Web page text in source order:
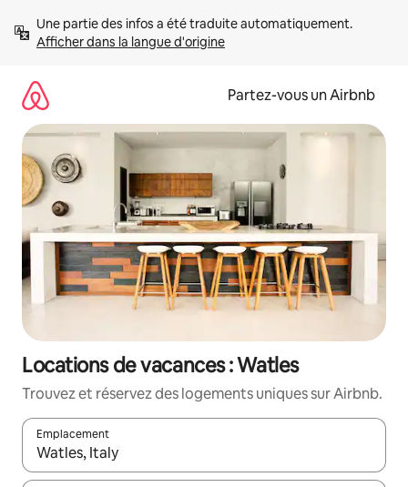
directement
Afficher dans la langue d'origine
Partez-vous un Airbnb
Locations de vacances : Watles
Trouvez et réservez des logements uniques sur Airbnb.
Emplacement
Quand les résultats sont affichés, parcourez-les en utilisant